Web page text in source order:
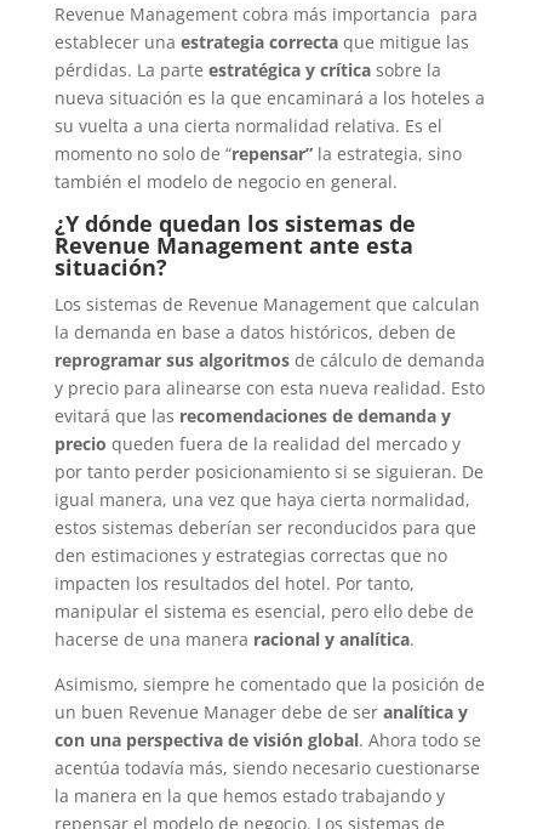
Revenue Management cobra más importancia para
establecer una estrategia correctaque mitigue las
pérdidas. La parte estratégica y críticasobre la
nueva situación es la que encaminará a los hoteles a
su vuelta a una cierta normalidad relativa. Es el
momento no solo de “repensar”la estrategia, sino
también el modelo de negocio en general.
¿Y dónde quedan los sistemas de
Revenue Management ante esta
situación?
Los sistemas de Revenue Management que calculan
la demanda en base a datos históricos, deben de
reprogramar sus algoritmosde cálculo de demanda
y precio para alinearse con esta nueva realidad. Esto
evitará que las recomendaciones de demanda y
precio queden fuera de la realidad del mercado y
por tanto perder posicionamiento si se siguieran. De
igual manera, una vez que haya cierta normalidad,
estos sistemas deberían ser reconducidos para que
den estimaciones y estrategias correctas que no
impacten los resultados del hotel. Por tanto,
manipular el sistema es esencial, pero ello debe de
hacerse de una manera racional y analítica.
Asimismo, siempre he comentado que la posición de
un buen Revenue Manager debe de ser analítica y
con una perspectiva de visión global. Ahora todo se
acentúa todavía más, siendo necesario cuestionarse
la manera en la que hemos estado trabajando y
repensar el modelo de negocio. Los sistemas de